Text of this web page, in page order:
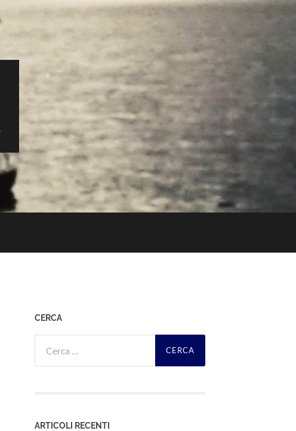
CERCA
per:
ARTICOLI RECENTI